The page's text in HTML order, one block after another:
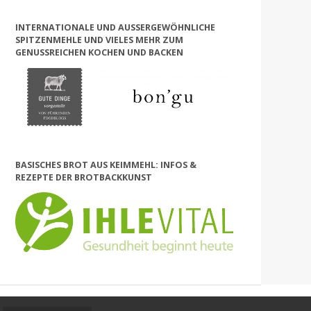
INTERNATIONALE UND AUSSERGEWÖHNLICHE S
PITZENMEHLE UND VIELES MEHR ZUM G
ENUSSREICHEN KOCHEN UND BACKEN
BASISCHES BROT AUS KEIMMEHL: INFOS &
REZEPTE DER BROTBACKKUNST